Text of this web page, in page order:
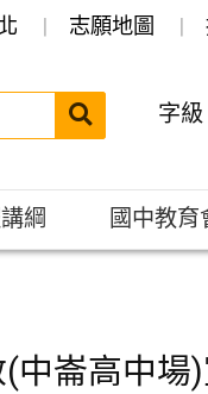
志願地圖
送出 字級
綱 國中教育
中崙高中場